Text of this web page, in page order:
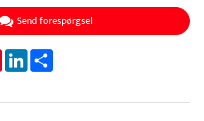
Send forespørgsel
PinterestLinkedIn